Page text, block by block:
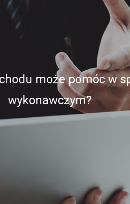
może pomóc w
wykonawczym?